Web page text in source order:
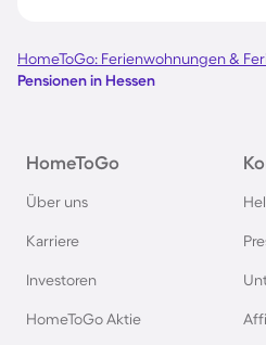
Pensionen in Berlin
Pensionen in Oberstdorf
Pensionen in Schweden
HomeToGo: Ferienwohnungen &
Pensionen in Hessen
HomeToGo
Über uns
Karriere
Investoren
HomeToGo Aktie